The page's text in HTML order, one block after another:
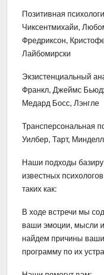
Позитивная
Чиксентмихайи,
Фредриксон,
Лайбомирски
Экзистенциальный
Франкл, Джеймс
Медард Босс, Лэнгле
Трансперсональная
Уилбер, Тарт,
Наши подходы
известных
таких как:
В ходе встречи мы
ваши эмоции, мысли
найдем причины
программу по их